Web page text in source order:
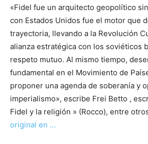
«Fidel fue un arquitecto geopolítico
con Estados Unidos fue el motor que
trayectoria, llevando a la Revolución
alianza estratégica con los soviéticos
respeto mutuo. Al mismo tiempo,
fundamental en el Movimiento de
proponer una agenda de soberanía y
imperialismo», escribe Frei Betto ,
Fidel y la religión » (Rocco), entre
original en …